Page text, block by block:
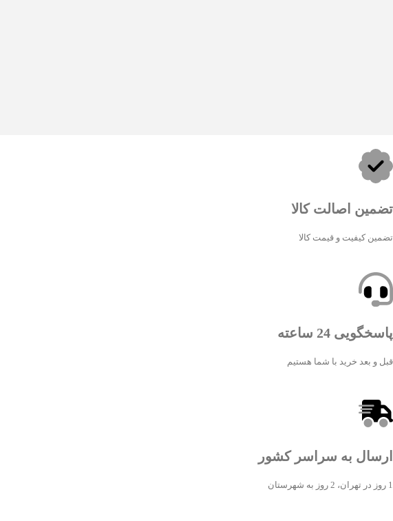
تضمین اصالت کالا
تضمین کیفیت و قیمت کالا
پاسخگویی 24 ساعته
قبل و بعد خرید با شما هستیم
ارسال به سراسر کشور
1 روز در تهران، 2 روز به شهرستان